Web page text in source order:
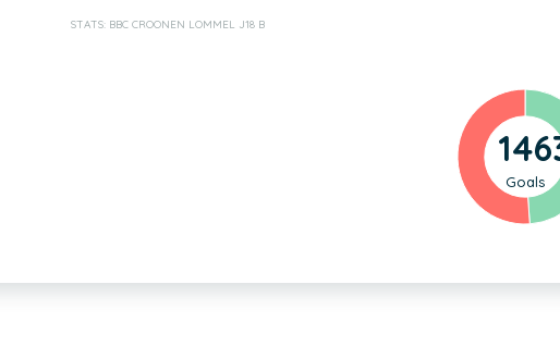
STATS: BBC CROONEN LOMMEL J18 B
Goals